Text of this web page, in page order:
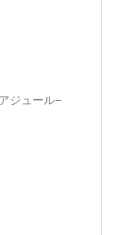
ジュール−